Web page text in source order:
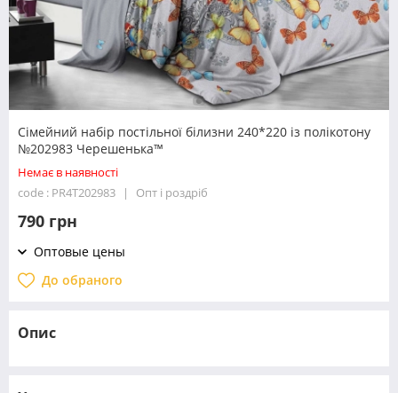
Сімейний набір постільної білизни 240*220 із полікотону
№202983 Черешенька™
Немає в наявності
code : PR4T202983
Опт і роздріб
790 грн
Оптовые цены
До обраного
Опис